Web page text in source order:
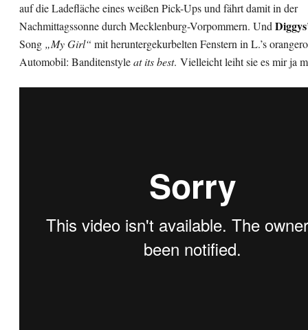
auf die Ladefläche eines weißen Pick-Ups und fährt damit in der
Nachmittagssonne durch Mecklenburg-Vorpommern. Und
Song „My Girl“ mit heruntergekurbelten Fenstern in L.’s
Automobil: Banditenstyleat its best. Vielleicht leiht sie es mir ja